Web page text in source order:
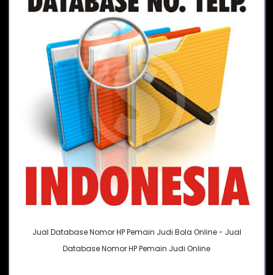
Jual Database Nomor HP Pemain Judi Bola Online - Jual
Database Nomor HP Pemain Judi Online